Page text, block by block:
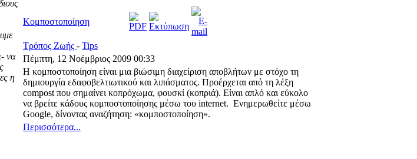
να
η
Κομποστοποίηση
Τρόπος Ζωής - Tips
Πέμπτη, 12 Νοέμβριος 2009 00:33
Η κομποστοποίηση είναι μια βιώσιμη διαχείριση αποβλήτων με στόχο τη
δημιουργία εδαφοβελτιωτικού και λιπάσματος. Προέρχεται από τη λέξη
compost που σημαίνει κοπρόχωμα, φουσκί (κοπριά). Είναι απλό και εύκολο
να βρείτε κάδους κομποστοποίησης μέσω του internet. Ενημερωθείτε μέσω
Google, δίνοντας αναζήτηση: «κομποστοποίηση».
Περισσότερα...